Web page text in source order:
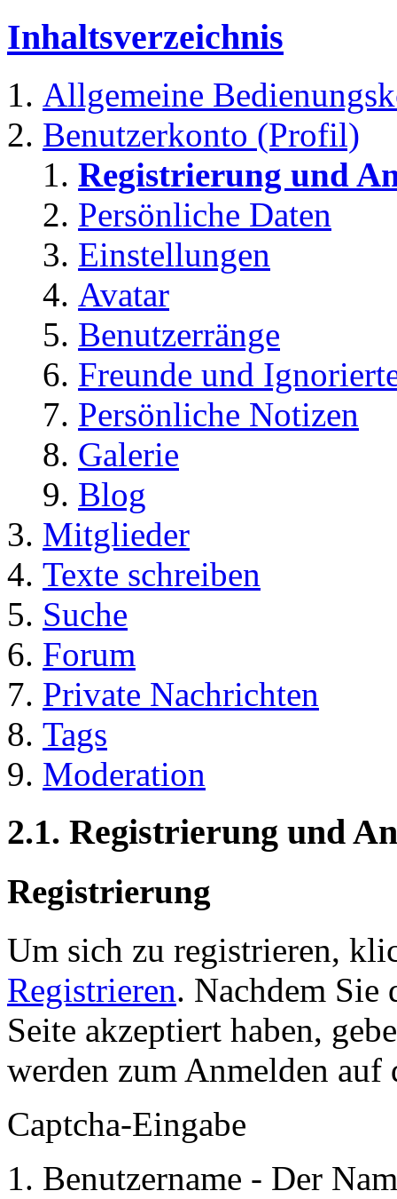
Inhaltsverzeichnis
Allgemeine
Benutzerkonto (Profil)
Registrierung und
Persönliche Daten
Einstellungen
Avatar
Benutzerränge
Freunde und
Persönliche Notizen
Galerie
Blog
Mitglieder
Texte schreiben
Suche
Forum
Private Nachrichten
Tags
Moderation
2.1. Registrierung und
Registrierung
Um sich zu registrieren,
Registrieren. Nachdem Sie
Seite akzeptiert haben,
werden zum Anmelden auf
Captcha-Eingabe
Benutzername - Der